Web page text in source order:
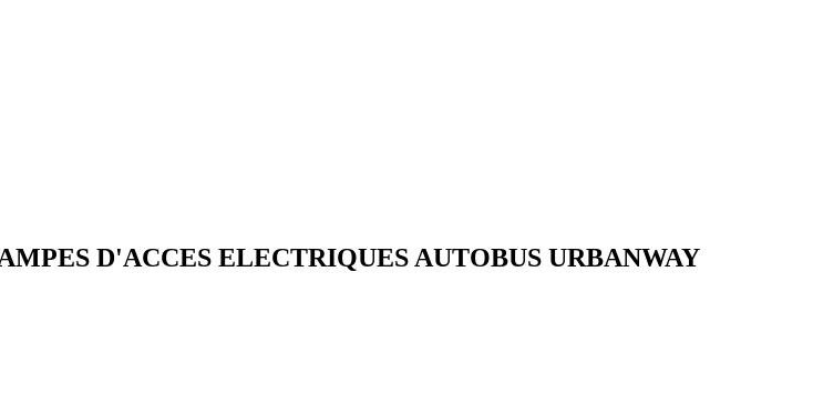
D'ACCES ELECTRIQUES AUTOBUS URBANWAY